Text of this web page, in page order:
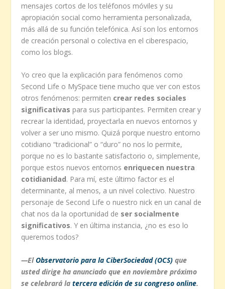
mensajes cortos de los teléfonos móviles y su
apropiación social como herramienta personalizada,
más allá de su función telefónica. Así son los entornos
de creación personal o colectiva en el ciberespacio,
como los blogs.
Yo creo que la explicación para fenómenos como
Second Life o MySpace tiene mucho que ver con estos
otros fenómenos: permiten crear redes sociales
significativas para sus participantes. Permiten crear y
recrear la identidad, proyectarla en nuevos entornos y
volver a ser uno mismo. Quizá porque nuestro entorno
cotidiano “tradicional” o “duro” no nos lo permite,
porque no es lo bastante satisfactorio o, simplemente,
porque estos nuevos entornos enriquecen nuestra
cotidianidad. Para mí, este último factor es el
determinante, al menos, a un nivel colectivo. Nuestro
personaje de Second Life o nuestro nick en un canal de
chat nos da la oportunidad de ser socialmente
significativos. Y en última instancia, ¿no es eso lo
queremos todos?
—ElObservatorio para la CiberSociedad (OCS) que
usted dirige ha anunciado que en noviembre próximo
se celebrará latercera edición de su congreso online.